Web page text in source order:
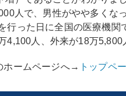
人で、男性がやや多くな
行った日に全国の医療機関
4,100人、外来が18万5,800
ホームページへ→ トップペ